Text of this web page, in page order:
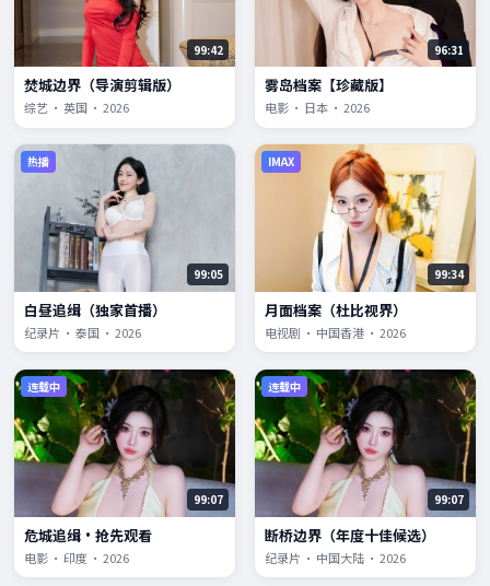
99:42
焚城边界（导演剪辑版）
综艺 · 英国 · 2026
96:31
雾岛档案【珍藏版】
电影 · 日本 · 2026
热播
99:05
白昼追缉（独家首播）
纪录片 · 泰国 · 2026
IMAX
99:34
月面档案（杜比视界）
电视剧 · 中国香港 · 2026
连载中
99:07
危城追缉·抢先观看
电影 · 印度 · 2026
连载中
99:07
断桥边界（年度十佳候选）
纪录片 · 中国大陆 · 2026